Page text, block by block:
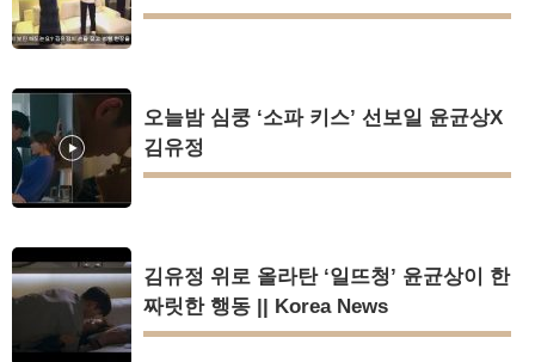
오늘밤 심쿵 ‘소파 키스’ 선보일 윤균상X
김유정
김유정 위로 올라탄 ‘일뜨청’ 윤균상이 한
짜릿한 행동 || Korea News